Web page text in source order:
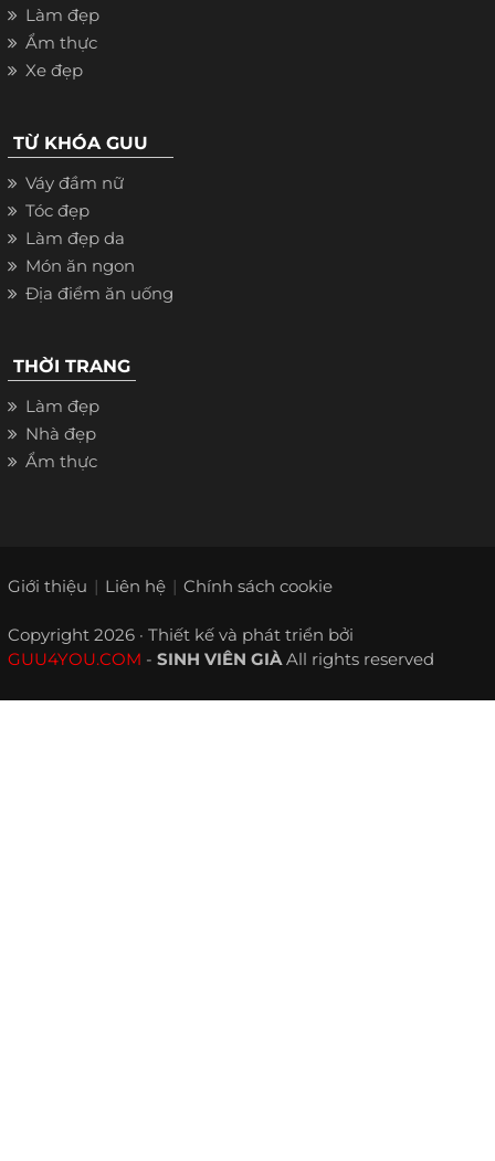
Làm đẹp
Ẩm thực
Xe đẹp
TỪ KHÓA GUU
Váy đầm nữ
Tóc đẹp
Làm đẹp da
Món ăn ngon
Địa điểm ăn uống
THỜI TRANG
Làm đẹp
Nhà đẹp
Ẩm thực
Giới thiệu Liên hệ Chính sách cookie
Copyright 2026 · Thiết kế và phát triển bởi
GUU4YOU.COM - SINH VIÊN GIÀAll rights reserved